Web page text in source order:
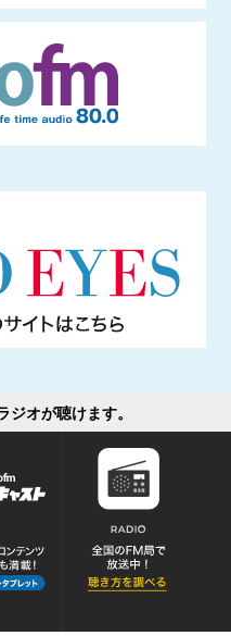
ジオが聴けます。